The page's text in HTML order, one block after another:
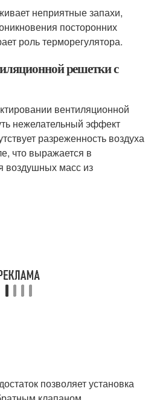
неприятные запахи,
посторонних
роль терморегулятора.
решетки с
вентиляционной
нежелательный эффект
разреженность воздуха
что выражается в
воздушных масс из
позволяет установка